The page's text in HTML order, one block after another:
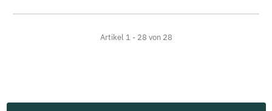
Artikel 1 - 28 von 28